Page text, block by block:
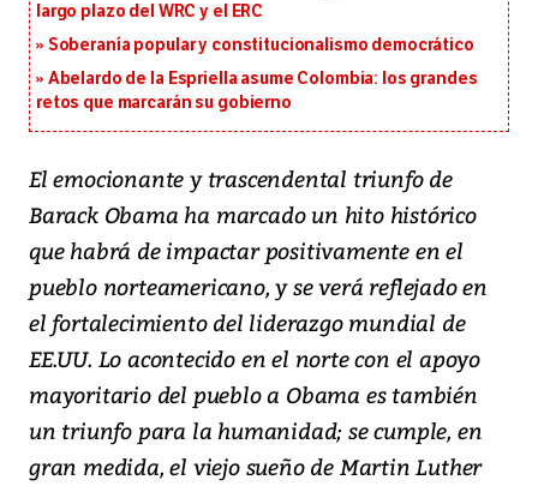
largo plazo del WRC y el ERC
Soberanía popular y constitucionalismo democrático
Abelardo de la Espriella asume Colombia: los grandes
retos que marcarán su gobierno
El emocionante y trascendental triunfo de
Barack Obama ha marcado un hito histórico
que habrá de impactar positivamente en el
pueblo norteamericano, y se verá reflejado en
el fortalecimiento del liderazgo mundial de
EE.UU. Lo acontecido en el norte con el apoyo
mayoritario del pueblo a Obama es también
un triunfo para la humanidad; se cumple, en
gran medida, el viejo sueño de Martin Luther